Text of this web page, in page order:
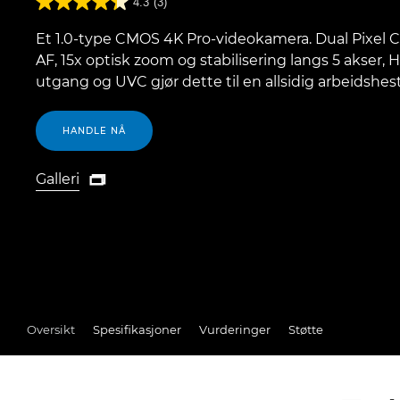
Et 1.0-type CMOS 4K Pro-videokamera. Dual Pixel
AF, 15x optisk zoom og stabilisering langs 5 akser,
utgang og UVC gjør dette til en allsidig
HANDLE NÅ
Galleri
Galleri

Oversikt Spesifikasjoner Vurderinger Støtte